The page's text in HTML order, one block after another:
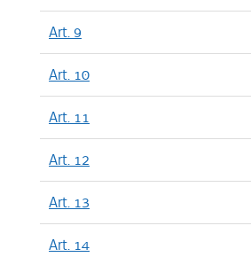
Art. 9
Art. 10
Art. 11
Art. 12
Art. 13
Art. 14